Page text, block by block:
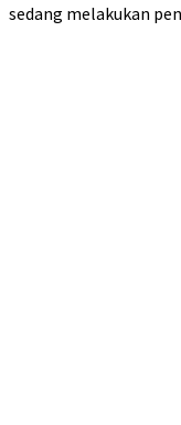
sedang melakukan